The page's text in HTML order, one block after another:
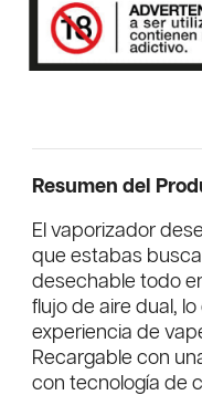
Resumen del
El vaporizador
que estabas
desechable todo
flujo de aire dual,
experiencia de
Recargable con
con tecnología de